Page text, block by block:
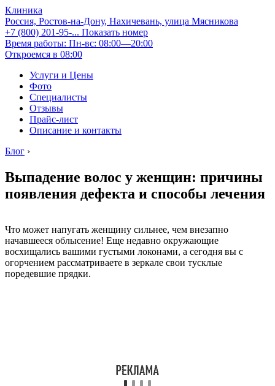
Клиника
Россия, Ростов-на-Дону, Нахичевань, улица Мясникова
+7 (800) 201-95-... Показать номер
Время работы: Пн-вс: 08:00—20:00
Откроемся в 08:00
Услуги и Цены
Фото
Специалисты
Отзывы
Прайс-лист
Описание и контакты
Блог ›
Выпадение волос у женщин: причины
появления дефекта и способы лечения
Что может напугать женщину сильнее, чем внезапно
начавшееся облысение! Еще недавно окружающие
восхищались вашими густыми локонами, а сегодня вы с
огорчением рассматриваете в зеркале свои тусклые
поредевшие прядки.